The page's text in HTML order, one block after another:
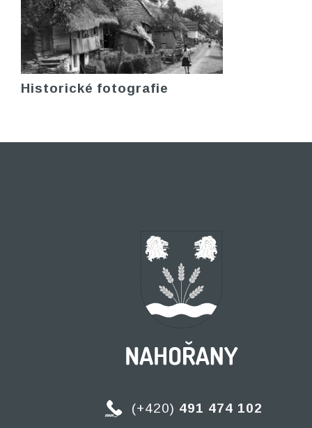
Historické fotografie
(+420) 491 474 102